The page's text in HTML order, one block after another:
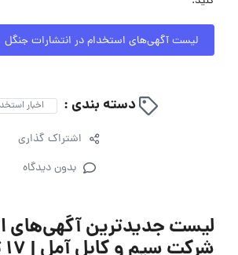
لیست آگهی‌های استخدام در انتشارات جنگل
دسته بندی : اخبار
اشتراک گذاری
بدون دیدگاه
لیست جدیدترین آگهی‌های